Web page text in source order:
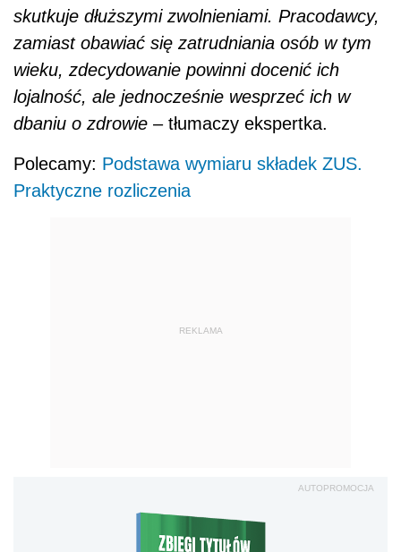
skutkuje dłuższymi zwolnieniami. Pracodawcy,
zamiast obawiać się zatrudniania osób w tym
wieku, zdecydowanie powinni docenić ich
lojalność, ale jednocześnie wesprzeć ich w
dbaniu o zdrowie – tłumaczy ekspertka.
Polecamy: Podstawa wymiaru składek ZUS.
Praktyczne rozliczenia
REKLAMA
AUTOPROMOCJA